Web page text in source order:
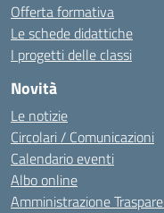
Offerta formativa
Le schede didattiche
I progetti delle classi
Novità
Le notizie
Circolari / Comunicazioni
Calendario eventi
Albo online
Amministrazione